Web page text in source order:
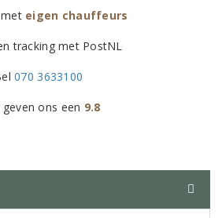
eigen chauffeurs
tracking met PostNL
070 3633100
ons een 9.8